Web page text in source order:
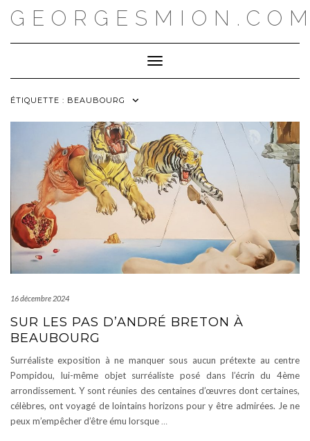
Toggle Navigation
ÉTIQUETTE : BEAUBOURG
16 décembre 2024
SUR LES PAS D’ANDRÉ BRETON À
BEAUBOURG
Surréaliste exposition à ne manquer sous aucun prétexte au centre
Pompidou, lui-même objet surréaliste posé dans l’écrin du 4ème
arrondissement. Y sont réunies des centaines d’œuvres dont certaines,
célèbres, ont voyagé de lointains horizons pour y être admirées. Je ne
peux m’empêcher d’être ému lorsque …